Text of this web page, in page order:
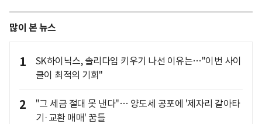
많이 본 뉴스
1
SK하이닉스, 솔리다임 키우기 나선 이유는…"이번 사이
클이 최적의 기회"
2
"그 세금 절대 못 낸다"… 양도세 공포에 '제자리 갈아타
기·교환 매매' 꿈틀